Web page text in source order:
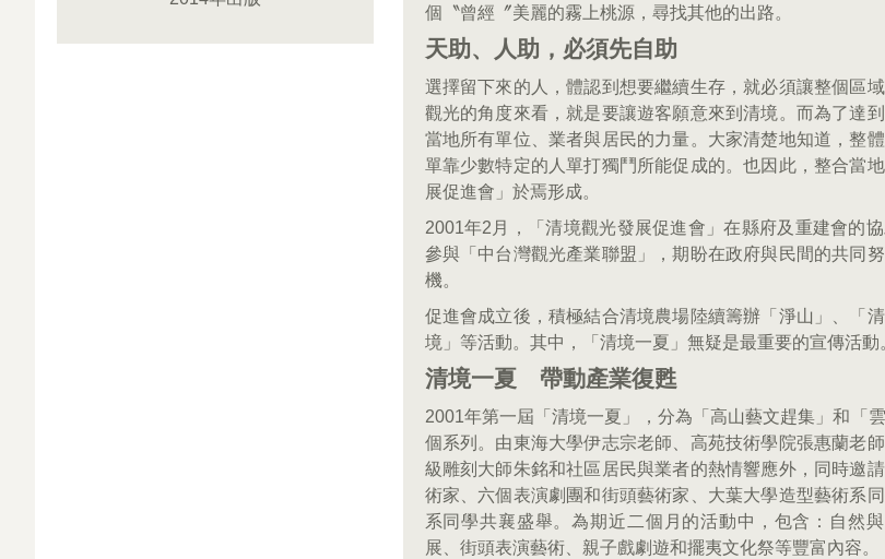
個〝曾經〞美麗的霧上桃源，尋找其他的出路。
天助、人助，必須先自助
選擇留下來的人，體認到想要繼續生存，就必須讓整個區
觀光的角度來看，就是要讓遊客願意來到清境。而為了達
當地所有單位、業者與居民的力量。大家清楚地知道，整
單靠少數特定的人單打獨鬥所能促成的。也因此，整合當
展促進會」於焉形成。
2001年2月，「清境觀光發展促進會」在縣府及重建會的
參與「中台灣觀光產業聯盟」，期盼在政府與民間的共同
機。
促進會成立後，積極結合清境農場陸續籌辦「淨山」、「
境」等活動。其中，「清境一夏」無疑是最重要的宣傳活動
清境一夏 帶動產業復甦
2001年第一屆「清境一夏」，分為「高山藝文趕集」和「
個系列。由東海大學伊志宗老師、高苑技術學院張惠蘭老
級雕刻大師朱銘和社區居民與業者的熱情響應外，同時邀
術家、六個表演劇團和街頭藝術家、大葉大學造型藝術系
系同學共襄盛舉。為期近二個月的活動中，包含：自然
展、街頭表演藝術、親子戲劇遊和擺夷文化祭等豐富內容。